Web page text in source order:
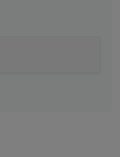
Remote
Shows a list of